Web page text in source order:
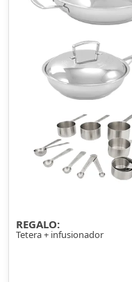
REGALO:
Tetera + infusionador